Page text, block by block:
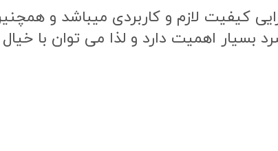
کیفیت لازم و کاربردی میباشد و
بسیار اهمیت دارد و لذا می توان با